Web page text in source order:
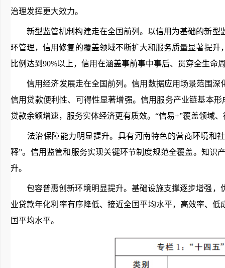
治理发挥更大效力。
新型监管机制构建走在全国前列。以信用为基础的新型
环管理，信用修复的覆盖领域不断扩大和服务质量显著提
比例达到90%以上，信用在涵盖事前事中事后、贯穿全生命
信用经济发展走在全国前列。信用数据应用场景范围深
信用贷款便利性、可得性显著增强。信用服务产业链基本
贷款余额增速，服务实体经济更有质效。“信易+”覆盖领域
法治保障能力明显提升。具有河南特色的营商环境和社
释”。信用监管和服务实现关键环节制度规范全覆盖。知识
升。
包容普惠创新环境明显提升。基础设施支撑逐步增强，
业贷款年化利率有序降低、接近全国平均水平，高效率、
国平均水平。